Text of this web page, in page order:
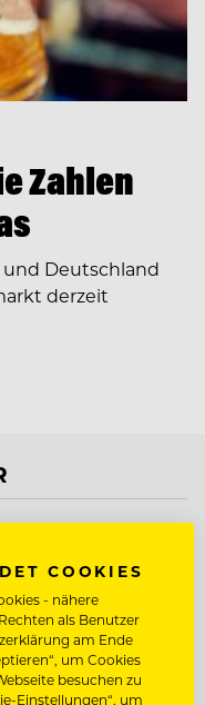
Zahlen
Deutschland
derzeit
COOKIES
- nähere
als Benutzer
am Ende
um Cookies
besuchen zu
Einstellungen“, um